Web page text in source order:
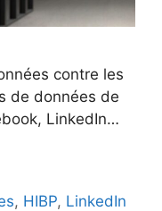
contre les
de données de
LinkedIn…
, HIBP, LinkedIn